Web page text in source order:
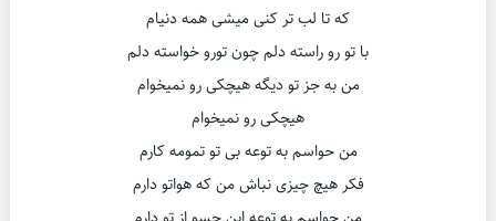
که تا لب تر کنی میشی همه دنیام
با تو رو راسته دلم چون تورو خواسته دلم
من به جز تو دیگه هیچکی رو نمیخوام
هیچکی رو نمیخوام
من حواسم به توعه بی تو تمومه کارم
فکر هیچ چیزی نباش من که هواتو دارم